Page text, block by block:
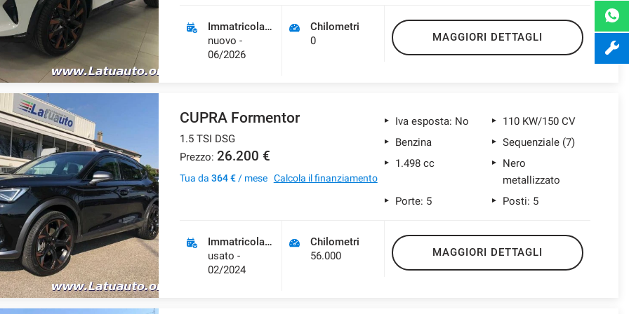
Immatricolazione
nuovo -
06/2026
Chilometri
0
MAGGIORI DETTAGLI
CUPRA Formentor
1.5 TSI DSG
Prezzo: 26.200 €
Tua da 364 €/ mese Calcola il finanziamento
Iva esposta: No
110 KW/150 CV
Benzina
Sequenziale (7)
1.498 cc
Nero
metallizzato
Porte: 5
Posti: 5
Immatricolazione
usato -
02/2024
Chilometri
56.000
MAGGIORI DETTAGLI